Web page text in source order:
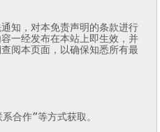
知，对本免责声明的条款进行
一经发布在本站上即生效，并
阅本页面，以确保知悉所有最
合作”等方式获取。